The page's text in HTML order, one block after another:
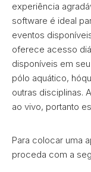
experiência
software é ideal
eventos
oferece acesso
disponíveis em
pólo aquático,
outras disciplinas.
ao vivo, portanto
Para colocar uma
proceda com a